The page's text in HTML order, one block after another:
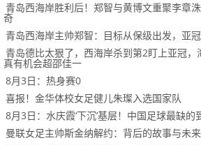
青岛西海岸胜利后！郑智与黄博文重聚李章
奇
青岛西海岸主帅郑智：目标从保级出发，亚
青岛德比太狠了，西海岸杀到第2盯上亚冠，
真有机会超邵佳一
8月3日：热身赛0
喜报！金华体校女足健儿朱璨入选国家队
8月3日：水庆霞‘下沉’基层！中国足球最缺的
曼联女足主帅斯金纳解约：背后的故事与未